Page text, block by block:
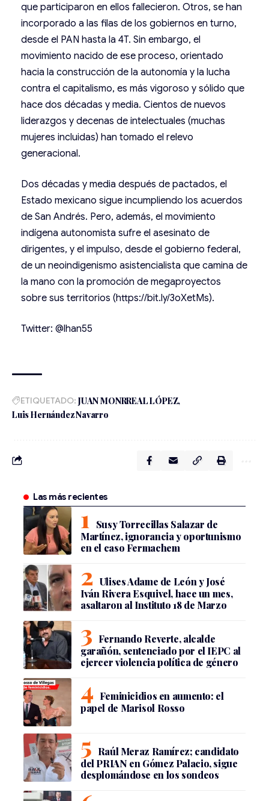
que participaron en ellos fallecieron. Otros, se han
incorporado a las filas de los gobiernos en turno,
desde el PAN hasta la 4T. Sin embargo, el
movimiento nacido de ese proceso, orientado
hacia la construcción de la autonomía y la lucha
contra el capitalismo, es más vigoroso y sólido que
hace dos décadas y media. Cientos de nuevos
liderazgos y decenas de intelectuales (muchas
mujeres incluidas) han tomado el relevo
generacional.
Dos décadas y media después de pactados, el
Estado mexicano sigue incumpliendo los acuerdos
de San Andrés. Pero, además, el movimiento
indígena autonomista sufre el asesinato de
dirigentes, y el impulso, desde el gobierno federal,
de un neoindigenismo asistencialista que camina de
la mano con la promoción de megaproyectos
sobre sus territorios (https://bit.ly/3oXetMs).
Twitter: @lhan55
ETIQUETADO: JUAN MONRREAL LÓPEZ
Luis Hernández Navarro
Las más recientes
Susy Torrecillas Salazar de
Martínez, ignorancia y oportunismo
en el caso Fermachem
Ulises Adame de León y José
Iván Rivera Esquivel, hace un mes,
asaltaron al Instituto 18 de Marzo
Fernando Reverte, alcalde
garañón, sentenciado por el IEPC al
ejercer violencia política de género
Feminicidios en aumento: el
papel de Marisol Rosso
Raúl Meraz Ramírez; candidato
del PRIAN en Gómez Palacio, sigue
desplomándose en los sondeos